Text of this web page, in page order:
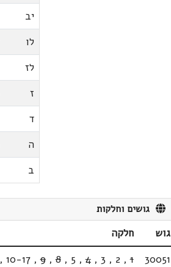
יב
לו
לז
ז
ד
ה
ב
גושים וחלקות
גוש
חלקה
30051
1
,
2
,
3
,
4
,
5
,
8
,
9
,
10-17
,